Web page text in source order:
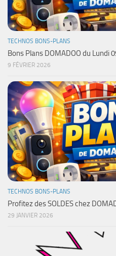
TECHNOS BONS-PLANS
Bons Plans DOMADOO du Lundi
9 FÉVRIER 2026
TECHNOS BONS-PLANS
Profitez des SOLDES chez
29 JANVIER 2026